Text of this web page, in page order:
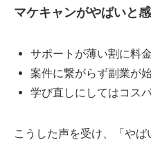
マケキャンがやばいと
サポートが薄い割に料
案件に繋がらず副業が
学び直しにしてはコス
こうした声を受け、「や